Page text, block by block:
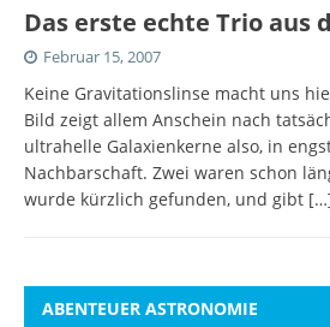
Das erste echte Trio aus
Februar 15, 2007
Keine Gravitationslinse macht uns
Bild zeigt allem Anschein nach
ultrahelle Galaxienkerne also, in
Nachbarschaft. Zwei waren schon
wurde kürzlich gefunden, und gibt
ABENTEUER ASTRONOMIE